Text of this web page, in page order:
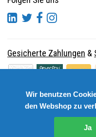
Gesicherte Zahlungen &
Wir benutzen
den Webshop zu
Ja